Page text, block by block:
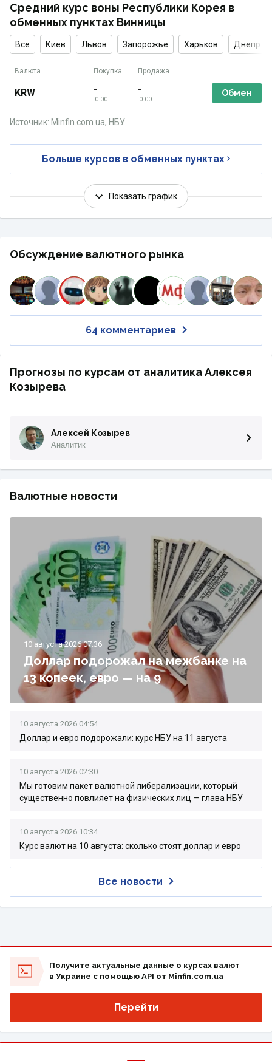
Средний курс воны Республики Корея в
обменных пунктах Винницы
Все Киев Львов Запорожье Харьков Днепр
Валюта Покупка Продажа
KRW -
0.00
-
0.00
Обмен
Больше курсов в обменных пунктах
Источник: Minfin.com.ua, НБУ
Показать график
Обсуждение валютного рынка
64 комментариев
Прогнозы по курсам от аналитика Алексея
Козырева
Алексей Козырев
Аналитик
Валютные новости
10 августа 2026 07:36
Доллар подорожал на межбанке на
13 копеек, евро — на 9
10 августа 2026 04:54
Доллар и евро подорожали: курс НБУ на 11 августа
10 августа 2026 02:30
Мы готовим пакет валютной либерализации, который
существенно повлияет на физических лиц — глава НБУ
10 августа 2026 10:34
Курс валют на 10 августа: сколько стоят доллар и евро
Все новости
Получите актуальные данные о курсах валют
в Украине с помощью API от Minfin.com.ua
Перейти